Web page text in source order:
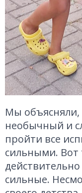
Мы объясняли,
необычный и
пройти все
сильными. Вот
сильные.